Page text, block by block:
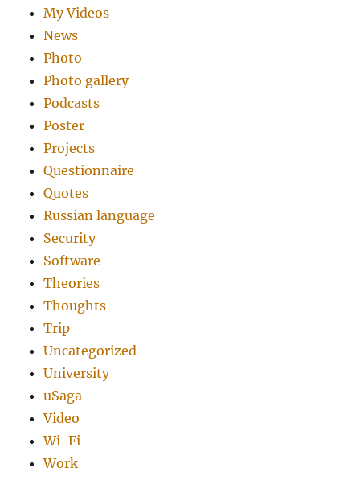
My Videos
News
Photo
Photo gallery
Podcasts
Poster
Projects
Questionnaire
Quotes
Russian language
Security
Software
Theories
Thoughts
Trip
Uncategorized
University
uSaga
Video
Wi-Fi
Work